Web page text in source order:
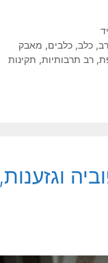
, כלב, כלבים, מאבק
, רב תרבותיות, תקינות
וגזענות,